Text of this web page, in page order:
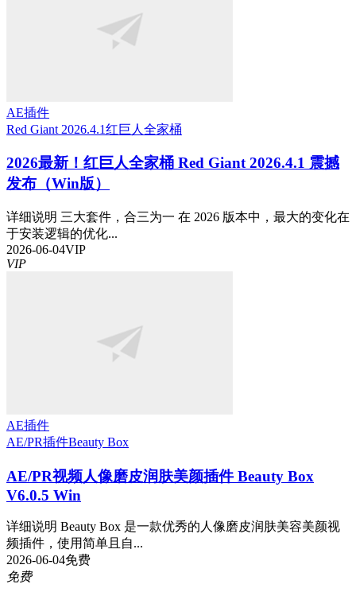
AE插件
Red Giant 2026.4.1红巨人全家桶
2026最新！红巨人全家桶 Red Giant 2026.4.1 震撼
发布（Win版）
详细说明 三大套件，合三为一 在 2026 版本中，最大的变化在
于安装逻辑的优化...
2026-06-04VIP
VIP
AE插件
AE/PR插件Beauty Box
AE/PR视频人像磨皮润肤美颜插件 Beauty Box
V6.0.5 Win
详细说明 Beauty Box 是一款优秀的人像磨皮润肤美容美颜视
频插件，使用简单且自...
2026-06-04免费
免费